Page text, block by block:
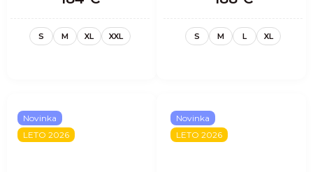
S M XL XXL S M L XL
Novinka
LETO 2026
Novinka
LETO 2026